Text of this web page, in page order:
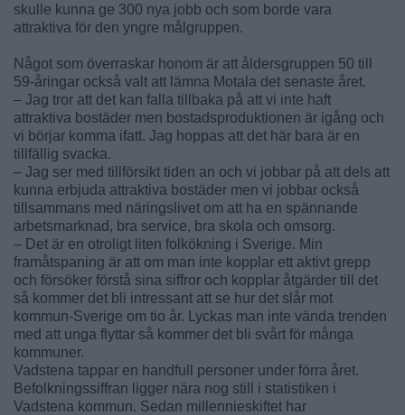
skulle kunna ge 300 nya jobb och som borde vara
attraktiva för den yngre målgruppen.
Något som överraskar honom är att åldersgruppen 50 till
59-åringar också valt att lämna Motala det senaste året.
– Jag tror att det kan falla tillbaka på att vi inte haft
attraktiva bostäder men bostadsproduktionen är igång och
vi börjar komma ifatt. Jag hoppas att det här bara är en
tillfällig svacka.
– Jag ser med tillförsikt tiden an och vi jobbar på att dels att
kunna erbjuda attraktiva bostäder men vi jobbar också
tillsammans med näringslivet om att ha en spännande
arbetsmarknad, bra service, bra skola och omsorg.
– Det är en otroligt liten folkökning i Sverige. Min
framåtspaning är att om man inte kopplar ett aktivt grepp
och försöker förstå sina siffror och kopplar åtgärder till det
så kommer det bli intressant att se hur det slår mot
kommun-Sverige om tio år. Lyckas man inte vända trenden
med att unga flyttar så kommer det bli svårt för många
kommuner.
Vadstena tappar en handfull personer under förra året.
Befolkningssiffran ligger nära nog still i statistiken i
Vadstena kommun. Sedan millennieskiftet har